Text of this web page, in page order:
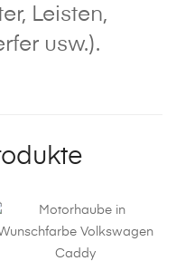
Leisten,
usw.).